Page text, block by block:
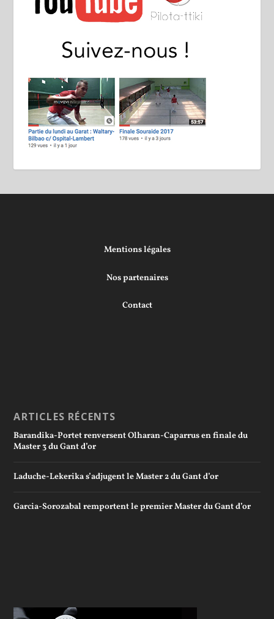
Mentions légales
Nos partenaires
Contact
ARTICLES RÉCENTS
Barandika-Portet renversent Olharan-Caparrus en finale du
Master 3 du Gant d’or
Laduche-Lekerika s’adjugent le Master 2 du Gant d’or
Garcia-Sorozabal remportent le premier Master du Gant d’or